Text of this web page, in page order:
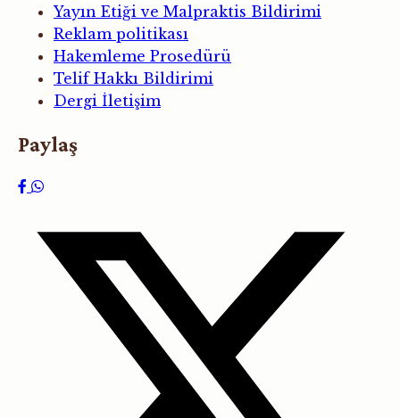
Yayın Etiği ve Malpraktis Bildirimi
Reklam politikası
Hakemleme Prosedürü
Telif Hakkı Bildirimi
Dergi İletişim
Paylaş